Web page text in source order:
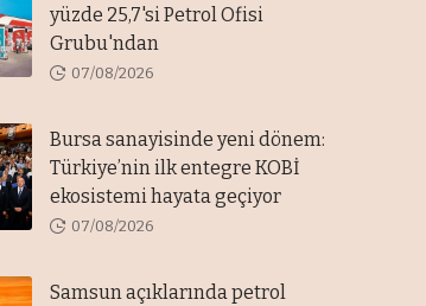
yüzde 25,7'si Petrol Ofisi
Grubu'ndan
07/08/2026
Bursa sanayisinde yeni dönem:
Türkiye’nin ilk entegre KOBİ
ekosistemi hayata geçiyor
07/08/2026
Samsun açıklarında petrol